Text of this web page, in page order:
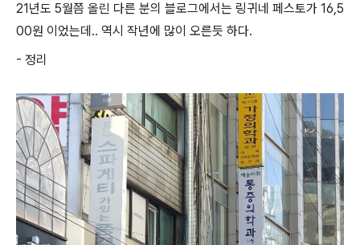
21년도 5월쯤 올린 다른 분의 블로그에서는 링귀네 페스토가 16,5
00원 이었는데.. 역시 작년에 많이 오른듯 하다.
- 정리